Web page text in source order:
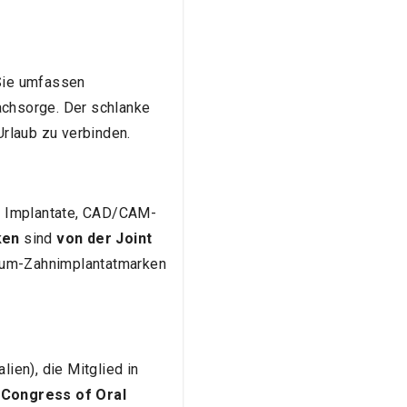
umfassen
Der schlanke
zu verbinden.
CAD/CAM-
sindvon der Joint
Zahnimplantatmarken
die Mitglied in
of Oral